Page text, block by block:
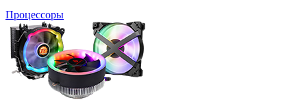
Процессоры